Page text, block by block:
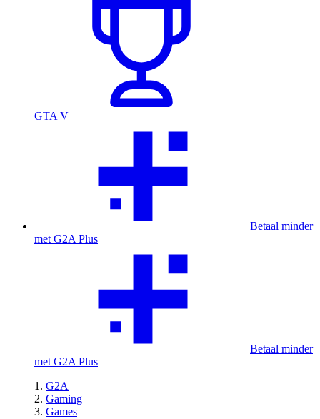
GTA V
Betaal minder
met G2A Plus
Betaal minder
met G2A Plus
G2A
Gaming
Games